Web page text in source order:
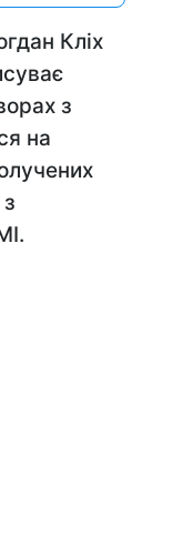
Кліх
з
на